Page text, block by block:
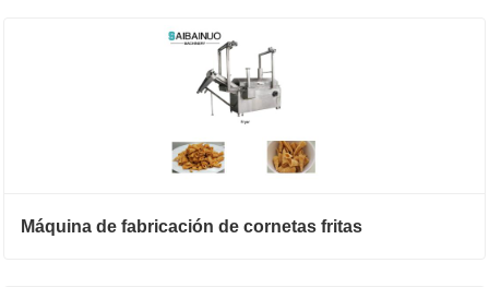
Máquina de fabricación de cornetas fritas